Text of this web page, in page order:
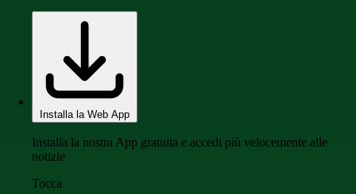
Installa la Web App
Installa la nostra App gratuita e accedi più velocemente alle
notizie
Tocca